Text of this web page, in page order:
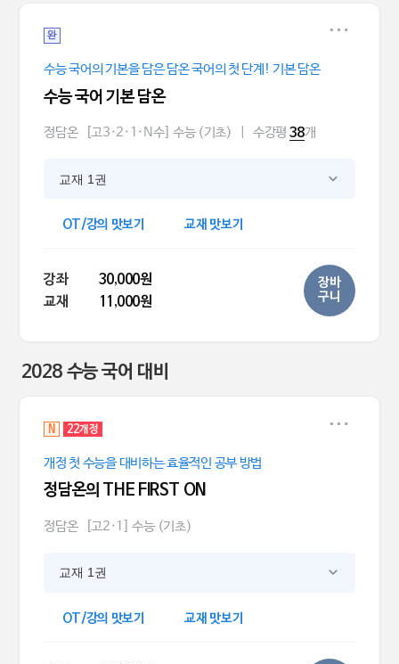
완
수능 국어의 기본을 담은 담온 국어의 첫 단계! 기본 담온
수능 국어 기본 담온
정담온 [고3·2·1·N수] 수능 (기초) 수강평 38개
교재 1권
OT/강의 맛보기 교재 맛보기
강좌
30,000원
교재
11,000원
장바
구니
2028 수능 국어 대비
N 22개정
개정 첫 수능을 대비하는 효율적인 공부 방법
정담온의 THE FIRST ON
정담온 [고2·1] 수능 (기초)
교재 1권
OT/강의 맛보기 교재 맛보기